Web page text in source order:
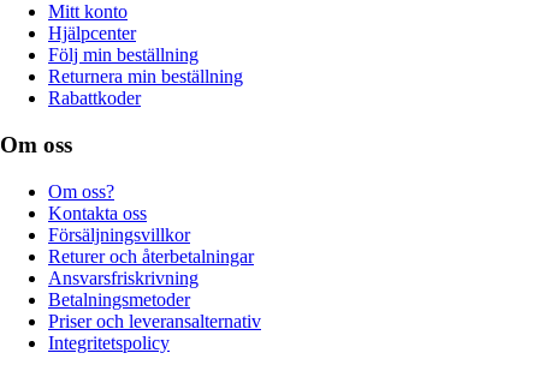
Mitt konto
Hjälpcenter
Följ min beställning
Returnera min beställning
Rabattkoder
Om oss
Om oss?
Kontakta oss
Försäljningsvillkor
Returer och återbetalningar
Ansvarsfriskrivning
Betalningsmetoder
Priser och leveransalternativ
Integritetspolicy